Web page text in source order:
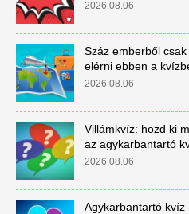
2026.08.06
Száz emberből
elérni ebben a
2026.08.06
Villámkvíz: hozd ki
az agykarbantartó
2026.08.06
Agykarbantartó kvíz